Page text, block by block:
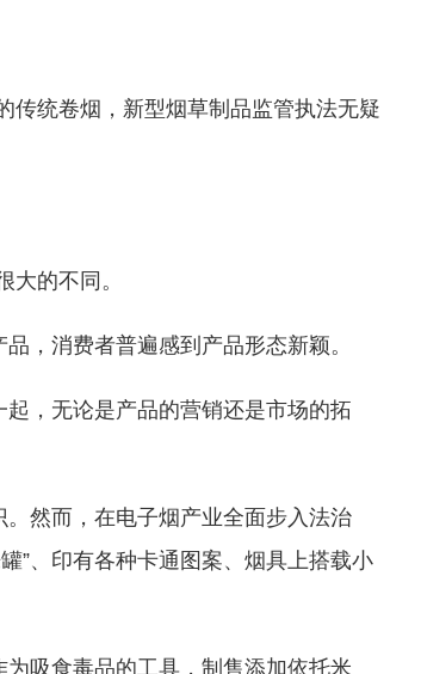
传统卷烟，新型烟草制品监管执法无疑
的不同。
，消费者普遍感到产品形态新颖。
，无论是产品的营销还是市场的拓
然而，在电子烟产业全面步入法治
”、印有各种卡通图案、烟具上搭载小
为吸食毒品的工具，制售添加依托米